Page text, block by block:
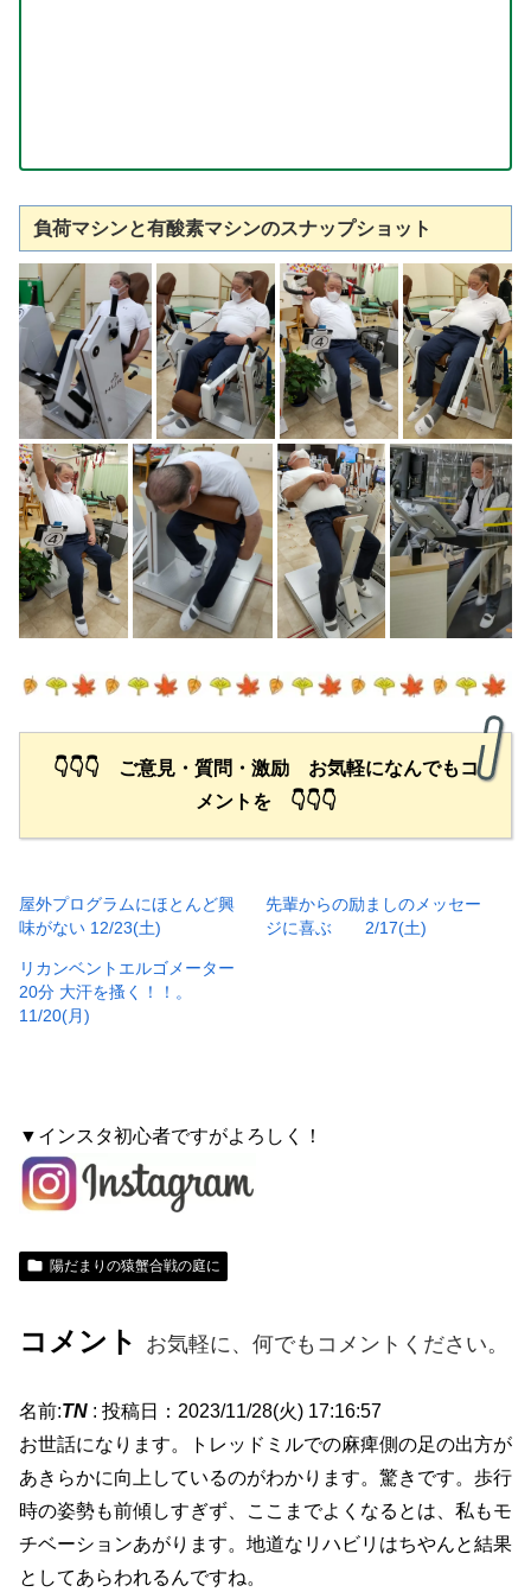
負荷マシンと有酸素マシンのスナップショット
👇👇👇 ご意見・質問・激励 お気軽になんでもコ
メントを 👇👇👇
屋外プログラムにほとんど興
味がない 12/23(土)
先輩からの励ましのメッセー
ジに喜ぶ 2/17(土)
リカンベントエルゴメーター
20分 大汗を搔く！！。
11/20(月)
▼インスタ初心者ですがよろしく！
陽だまりの猿蟹合戦の庭に
コメント お気軽に、何でもコメントください。
名前:TN : 投稿日：2023/11/28(火) 17:16:57
お世話になります。トレッドミルでの麻痺側の足の出方が
あきらかに向上しているのがわかります。驚きです。歩行
時の姿勢も前傾しすぎず、ここまでよくなるとは、私もモ
チベーションあがります。地道なリハビリはちやんと結果
としてあらわれるんですね。